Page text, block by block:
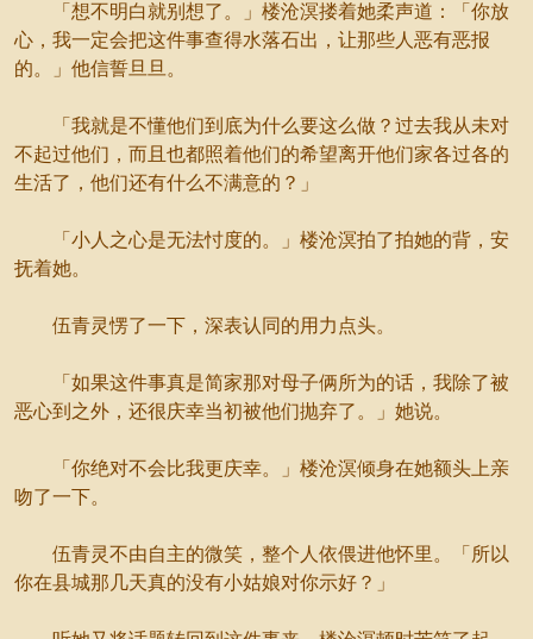
「想不明白就别想了。」楼沧溟搂着她柔声道：「你放
心，我一定会把这件事查得水落石出，让那些人恶有恶报
的。」他信誓旦旦。
「我就是不懂他们到底为什么要这么做？过去我从未对
不起过他们，而且也都照着他们的希望离开他们家各过各的
生活了，他们还有什么不满意的？」
「小人之心是无法忖度的。」楼沧溟拍了拍她的背，安
抚着她。
伍青灵愣了一下，深表认同的用力点头。
「如果这件事真是简家那对母子俩所为的话，我除了被
恶心到之外，还很庆幸当初被他们抛弃了。」她说。
「你绝对不会比我更庆幸。」楼沧溟倾身在她额头上亲
吻了一下。
伍青灵不由自主的微笑，整个人依偎进他怀里。「所以
你在县城那几天真的没有小姑娘对你示好？」